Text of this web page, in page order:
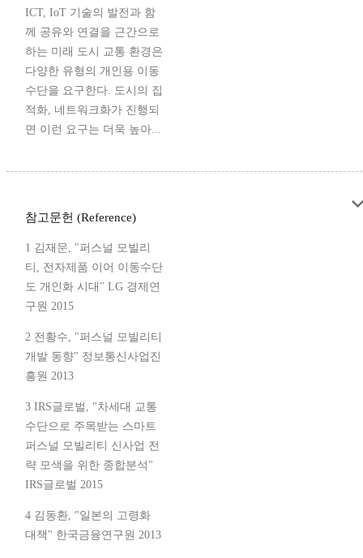
ICT, IoT 기술의 발전과 함
께 공유와 연결을 근간으로
하는 미래 도시 교통 환경은
다양한 유형의 개인용 이동
수단을 요구한다. 도시의 집
적화, 네트워크화가 진행되
면 이런 요구는 더욱 높아...
참고문헌 (Reference)
1 김재문, "퍼스널 모빌리
티, 전자제품 이어 이동수단
도 개인화 시대" LG 경제연
구원 2015
2 전황수, "퍼스널 모빌리티
개발 동향" 정보통신사업진
흥원 2013
3 IRS글로벌, "차세대 교통
수단으로 주목받는 스마트
퍼스널 모빌리티 신사업 전
략 모색을 위한 종합분석"
IRS글로벌 2015
4 김동환, "일본의 고령화
대책" 한국금융연구원 2013